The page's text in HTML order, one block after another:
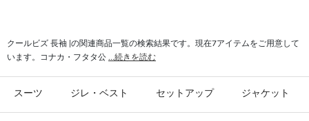
クールビズ 長袖 |の関連商品一覧の検索結果です。現在7アイテムをご用意して
います。コナカ・フタタ公
...続きを読む
スーツ ジレ・ベスト セットアップ ジャケット